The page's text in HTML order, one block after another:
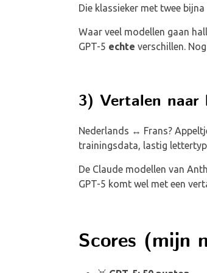
Die klassieker met twee
Waar veel modellen gaan
GPT-5 echte verschillen.
3) Vertalen naar
Nederlands ↔ Frans?
trainingsdata, lastig
De Claude modellen van
GPT-5 komt wel met een
Scores (mijn